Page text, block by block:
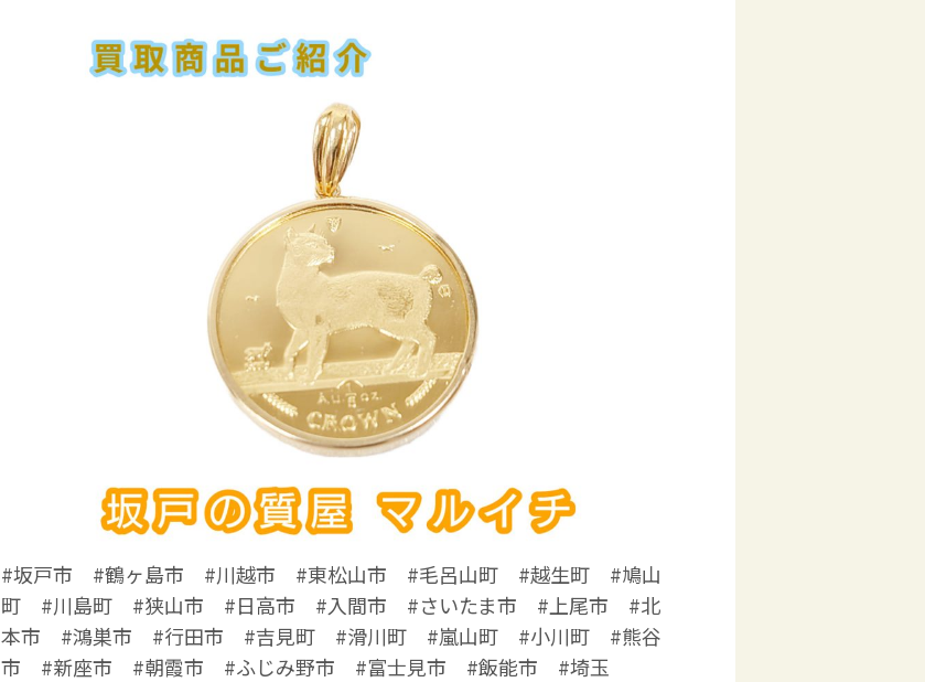
#坂戸市 #鶴ヶ島市 #川越市 #東松山市 #毛呂山町 #越生町 #鳩山
町 #川島町 #狭山市 #日高市 #入間市 #さいたま市 #上尾市 #北
本市 #鴻巣市 #行田市 #吉見町 #滑川町 #嵐山町 #小川町 #熊谷
市 #新座市 #朝霞市 #ふじみ野市 #富士見市 #飯能市 #埼玉